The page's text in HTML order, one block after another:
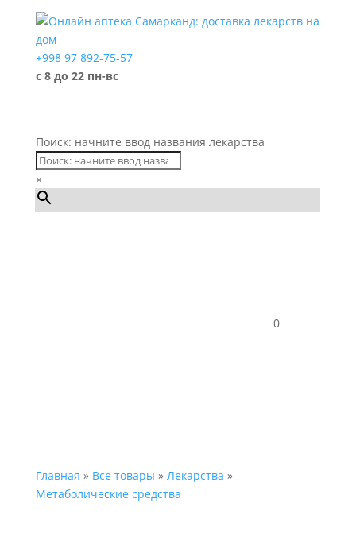
+998 97 892-75-57
с 8 до 22 пн-вс
Поиск: начните ввод названия лекарства
×
0
Главная » Все товары » Лекарства »
Метаболические средства